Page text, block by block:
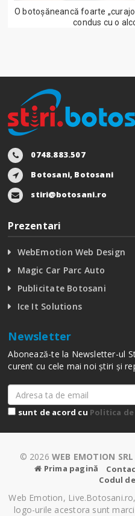
O botoșăneancă foarte
condus cu o
0748.883.507
Botosani, Botosani
stiri@botosani.ro
Prezentari
WebEmotion Web Design
Magic Car Parc Auto
Publicitate Botosani
Ice It Solutions
Newsletter
Abonează-te la Newsletter-ul
curent cu cele mai noi știri și
sunt de acord cu Politica
© 2026 WEB EMOTION SRL
Prima pagină
Codul
Web Emotion,
logo-urile acestora sunt